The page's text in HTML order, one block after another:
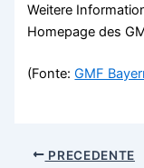
Weitere
Homepage des
(Fonte:GMF
PRECEDENTE